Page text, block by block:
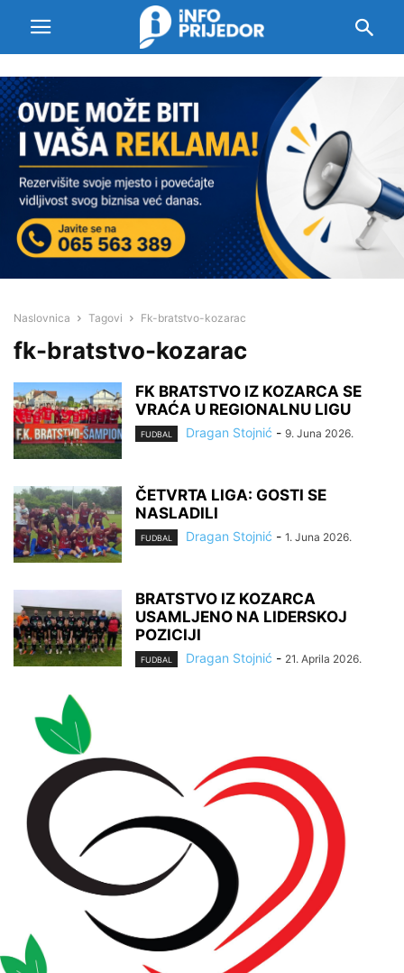
Naslovnica Tagovi Fk-bratstvo-kozarac
fk-bratstvo-kozarac
FK BRATSTVO IZ KOZARCA SE
VRAĆA U REGIONALNU LIGU
FUDBAL Dragan Stojnić - 9. Juna 2026.
ČETVRTA LIGA: GOSTI SE
NASLADILI
FUDBAL Dragan Stojnić - 1. Juna 2026.
BRATSTVO IZ KOZARCA
USAMLJENO NA LIDERSKOJ
POZICIJI
FUDBAL Dragan Stojnić - 21. Aprila 2026.